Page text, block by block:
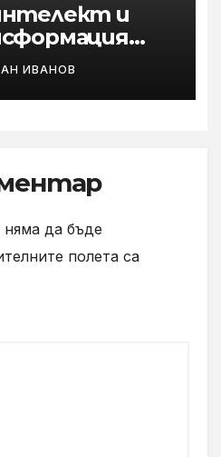
и
във
на Yettel
ИВАНОВ
да бъде
полета са